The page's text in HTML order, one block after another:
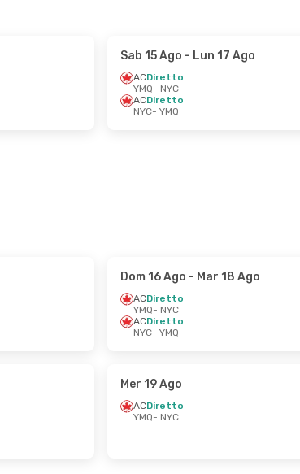
Sab 15 Ago - Lun 17 Ago
ACDiretto
YMQ- NYC
ACDiretto
NYC- YMQ
Dom 16 Ago - Mar 18 Ago
ACDiretto
YMQ- NYC
ACDiretto
NYC- YMQ
Mer 19 Ago
ACDiretto
YMQ- NYC